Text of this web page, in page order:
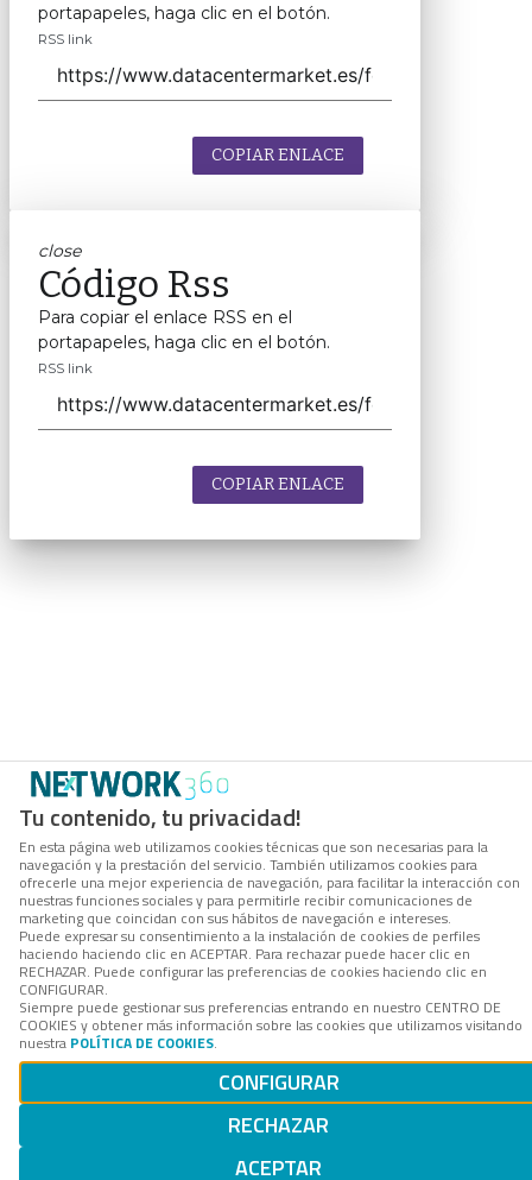
Tu contenido, tu privacidad!
En esta página web utilizamos cookies técnicas que son necesarias para la
navegación y la prestación del servicio. También utilizamos cookies para
ofrecerle una mejor experiencia de navegación, para facilitar la interacción con
nuestras funciones sociales y para permitirle recibir comunicaciones de
marketing que coincidan con sus hábitos de navegación e intereses.
Puede expresar su consentimiento a la instalación de cookies de perfiles
haciendo haciendo clic en ACEPTAR. Para rechazar puede hacer clic en
RECHAZAR. Puede configurar las preferencias de cookies haciendo clic en
CONFIGURAR.
Siempre puede gestionar sus preferencias entrando en nuestro CENTRO DE
COOKIES y obtener más información sobre las cookies que utilizamos visitando
nuestra POLÍTICA DE COOKIES.
CONFIGURAR
RECHAZAR
ACEPTAR
portapapeles, haga clic en el botón.
RSS link
COPIAR ENLACE
close
Código Rss
Para copiar el enlace RSS en el
portapapeles, haga clic en el botón.
RSS link
COPIAR ENLACE